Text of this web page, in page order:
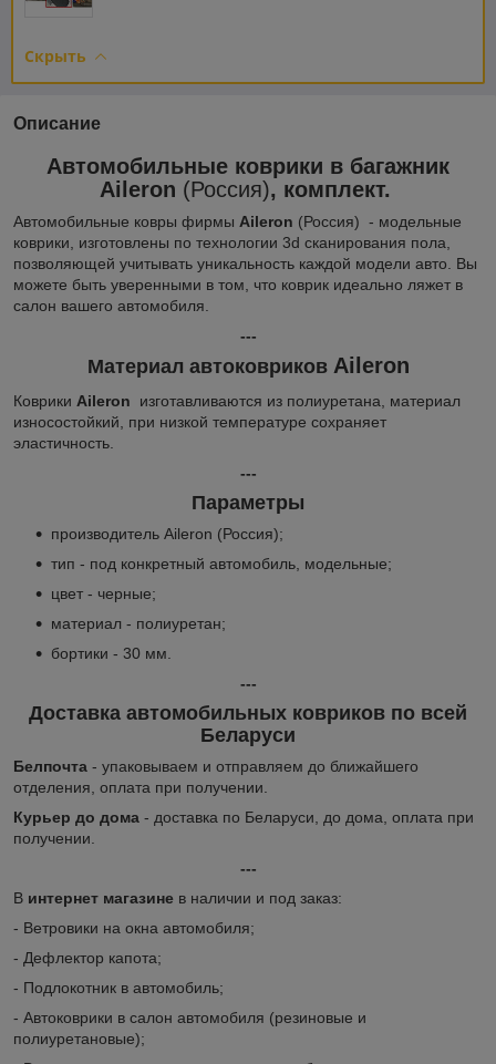
Скрыть
Описание
Автомобильные коврики в багажник
Aileron (Россия), комплект.
Автомобильные ковры фирмы Aileron (Россия) - модельные
коврики, изготовлены по технологии 3d сканирования пола,
позволяющей учитывать уникальность каждой модели авто. Вы
можете быть уверенными в том, что коврик идеально ляжет в
салон вашего автомобиля.
---
Материал автоковриков Aileron
Коврики Aileron изготавливаются из полиуретана, материал
износостойкий, при низкой температуре сохраняет
эластичность.
---
Параметры
производитель Aileron (Россия);
тип - под конкретный автомобиль, модельные;
цвет - черные;
материал - полиуретан;
бортики - 30 мм.
---
Доставка автомобильных ковриков по всей
Беларуси
Белпочта - упаковываем и отправляем до ближайшего
отделения, оплата при получении.
Курьер до дома - доставка по Беларуси, до дома, оплата при
получении.
---
В интернет магазине в наличии и под заказ:
- Ветровики на окна автомобиля;
- Дефлектор капота;
- Подлокотник в автомобиль;
- Автоковрики в салон автомобиля (резиновые и
полиуретановые);